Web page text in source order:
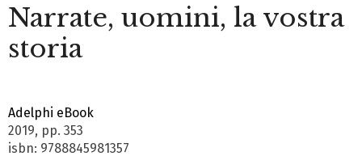
Narrate, uomini, la vostra
storia
Adelphi eBook
2019, pp. 353
isbn: 9788845981357